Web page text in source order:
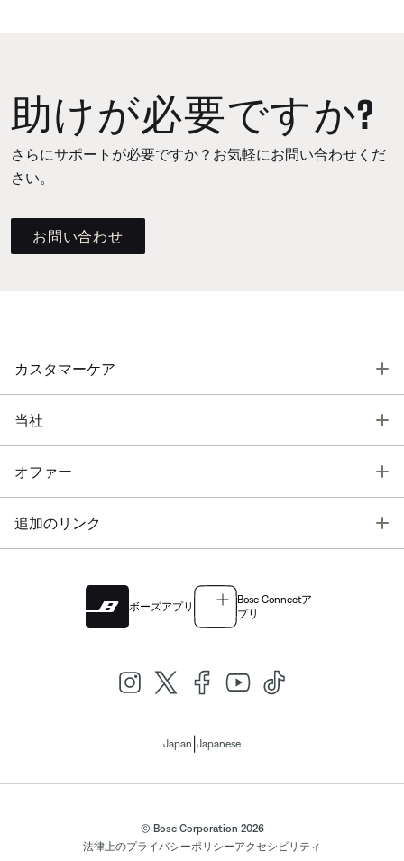
助けが必要ですか?
さらにサポートが必要ですか？お気軽にお問い合わせくだ
さい。
お問い合わせ
カスタマーケア
当社
オファー
追加のリンク
ボーズアプリ
Bose Connectア
プリ
Japan Japanese
© Bose Corporation 2026
法律上のプライバシーポリシーアクセシビリティ